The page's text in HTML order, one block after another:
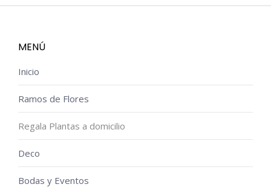
MENÚ
Inicio
Ramos de Flores
Regala Plantas a domicilio
Deco
Bodas y Eventos